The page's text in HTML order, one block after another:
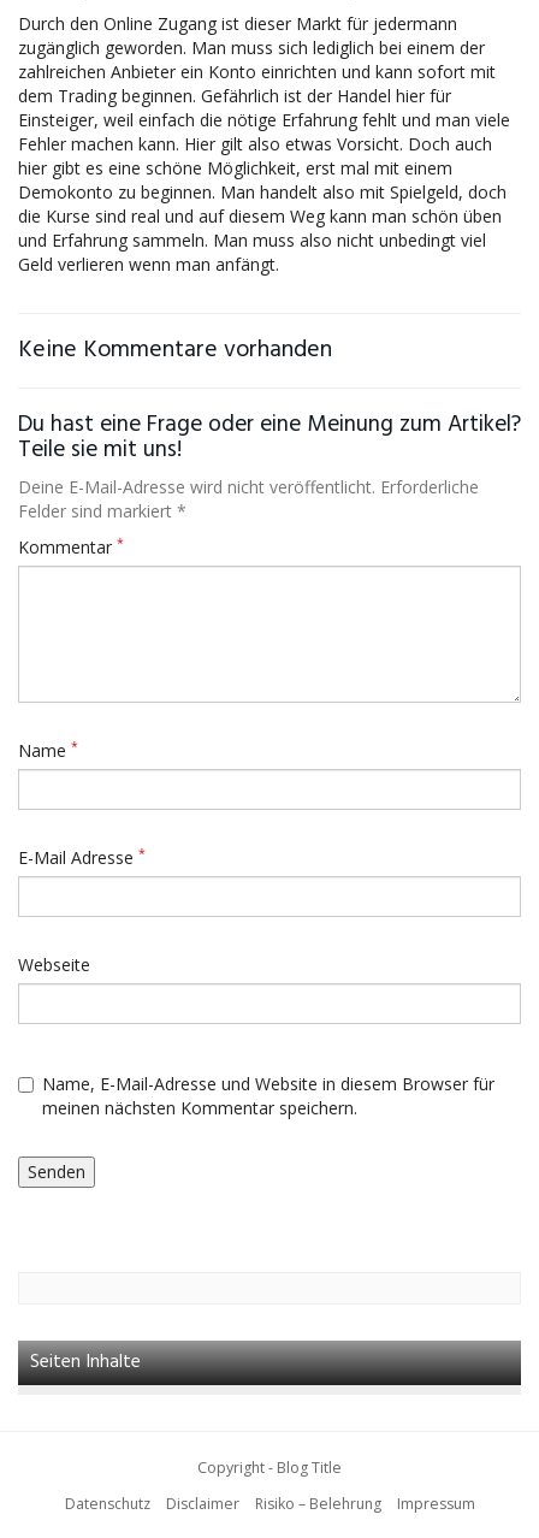
Durch den Online Zugang ist dieser Markt für jedermann
zugänglich geworden. Man muss sich lediglich bei einem der
zahlreichen Anbieter ein Konto einrichten und kann sofort mit
dem Trading beginnen. Gefährlich ist der Handel hier für
Einsteiger, weil einfach die nötige Erfahrung fehlt und man viele
Fehler machen kann. Hier gilt also etwas Vorsicht. Doch auch
hier gibt es eine schöne Möglichkeit, erst mal mit einem
Demokonto zu beginnen. Man handelt also mit Spielgeld, doch
die Kurse sind real und auf diesem Weg kann man schön üben
und Erfahrung sammeln. Man muss also nicht unbedingt viel
Geld verlieren wenn man anfängt.
Keine Kommentare vorhanden
Du hast eine Frage oder eine Meinung zum Artikel?
Teile sie mit uns!
Deine E-Mail-Adresse wird nicht veröffentlicht. Erforderliche
Felder sind markiert *
Kommentar *
Name *
E-Mail Adresse *
Webseite
Name, E-Mail-Adresse und Website in diesem Browser für
meinen nächsten Kommentar speichern.
Seiten Inhalte
Copyright - Blog Title
Datenschutz
Disclaimer Risiko – Belehrung Impressum